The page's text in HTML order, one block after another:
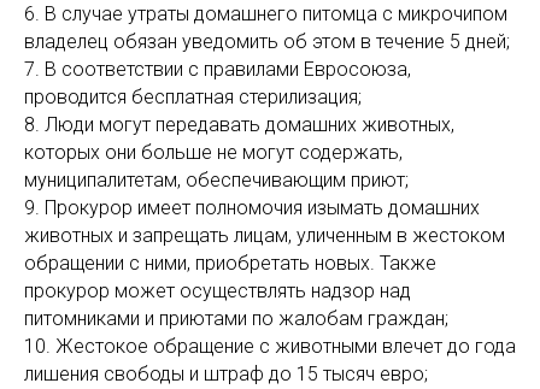
6. В случае утраты домашнего питомца с микрочипом
владелец обязан уведомить об этом в течение 5 дней;
7. В соответствии с правилами Евросоюза,
проводится бесплатная стерилизация;
8. Люди могут передавать домашних животных,
которых они больше не могут содержать,
муниципалитетам, обеспечивающим приют;
9. Прокурор имеет полномочия изымать домашних
животных и запрещать лицам, уличенным в жестоком
обращении с ними, приобретать новых. Также
прокурор может осуществлять надзор над
питомниками и приютами по жалобам граждан;
10. Жестокое обращение с животными влечет до года
лишения свободы и штраф до 15 тысяч евро;